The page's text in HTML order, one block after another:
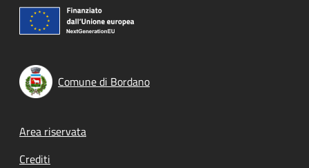
Comune di Bordano
Footer menu
Area riservata
Crediti